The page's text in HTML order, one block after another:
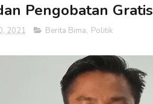
Pengobatan Gratis
2021 Berita Bima, Politik